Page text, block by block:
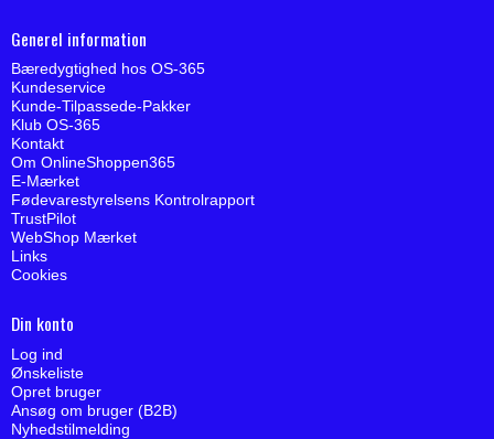
Generel information
Bæredygtighed hos OS-365
Kundeservice
Kunde-Tilpassede-Pakker
Klub OS-365
Kontakt
Om OnlineShoppen365
E-Mærket
Fødevarestyrelsens Kontrolrapport
TrustPilot
WebShop Mærket
Links
Cookies
Din konto
Log ind
Ønskeliste
Opret bruger
Ansøg om bruger (B2B)
Nyhedstilmelding